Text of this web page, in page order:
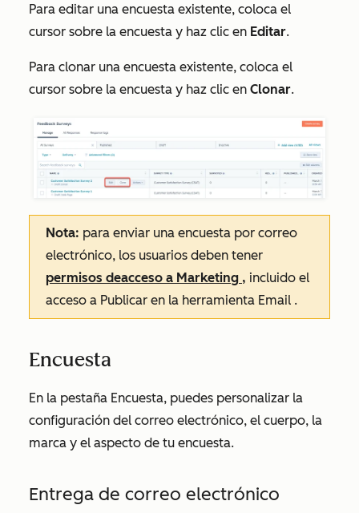
Para editar una encuesta existente, coloca el
cursor sobre la encuesta y haz clic en Editar.
Para clonar una encuesta existente, coloca el
cursor sobre la encuesta y haz clic en Clonar.
Nota: para enviar una encuesta por correo
electrónico, los usuarios deben tener
permisos deacceso a Marketing , incluido el
acceso a Publicar en la herramienta Email .
Encuesta
En la pestaña Encuesta, puedes personalizar la
configuración del correo electrónico, el cuerpo, la
marca y el aspecto de tu encuesta.
Entrega de correo electrónico